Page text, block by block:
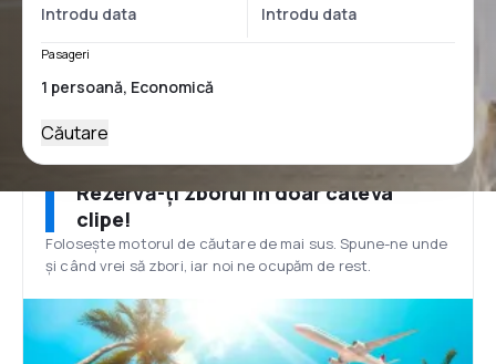
Pasageri
Căutare
Rezervă-ți zborul în doar câteva
clipe!
Folosește motorul de căutare de mai sus. Spune-ne unde
și când vrei să zbori, iar noi ne ocupăm de rest.